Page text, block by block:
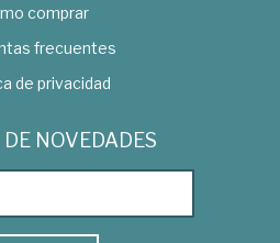
comprar
frecuentes
de privacidad
NOVEDADES